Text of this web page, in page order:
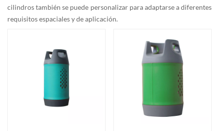
cilindros también se puede personalizar para adaptarse a diferentes
requisitos espaciales y de aplicación.